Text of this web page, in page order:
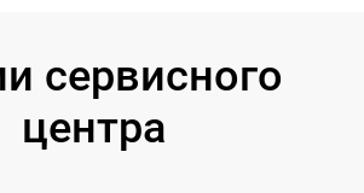
сервисного
центра